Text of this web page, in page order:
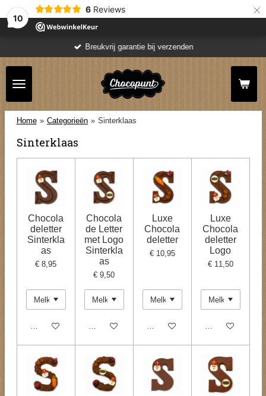
10
6 Reviews ×
Breukvrij garantie bij verzenden
Home » Categorieën » Sinterklaas
Sinterklaas
Chocola
deletter
Sinterkla
as
€ 8,95
Bekijk details
Chocola
de Letter
met Logo
Sinterkla
as
€ 9,50
Bekijk details
Luxe
Chocola
deletter
€ 10,95
Bekijk details
Luxe
Chocola
deletter
Logo
€ 11,50
Bekijk details